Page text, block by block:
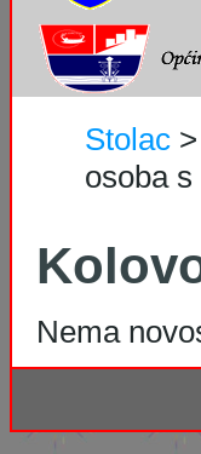
Stolac >
osoba
Nema